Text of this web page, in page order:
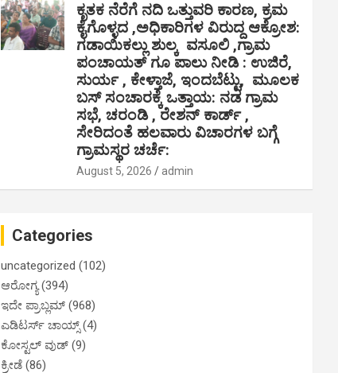
ಕೃತಕ ನೆರೆಗೆ ನದಿ ಒತ್ತುವರಿ ಕಾರಣ, ಕ್ರಮ
ಕೈಗೊಳ್ಳದ ,ಅಧಿಕಾರಿಗಳ ವಿರುದ್ದ ಆಕ್ರೋಶ:
ಗಡಾಯಿಕಲ್ಲು ಶುಲ್ಕ ವಸೂಲಿ ,ಗ್ರಾಮ
ಪಂಚಾಯತ್ ಗೂ ಪಾಲು ನೀಡಿ : ಉಜಿರೆ,
ಸುರ್ಯ , ಕೇಳ್ತಾಜೆ, ಇಂದಬೆಟ್ಟು, ಮೂಲಕ
ಬಸ್ ಸಂಚಾರಕ್ಕೆ ಒತ್ತಾಯ: ನಡ ಗ್ರಾಮ
ಸಭೆ, ಚರಂಡಿ , ರೇಶನ್ ಕಾರ್ಡ್ ,
ಸೇರಿದಂತೆ ಹಲವಾರು ವಿಚಾರಗಳ ಬಗ್ಗೆ
ಗ್ರಾಮಸ್ಥರ ಚರ್ಚೆ:
August 5, 2026 admin
Categories
uncategorized (102)
ಆರೋಗ್ಯ(394)
ಇದೇ ಪ್ರಾಬ್ಲಮ್ (968)
ಎಡಿಟರ್ಸ್ ಚಾಯ್ಸ್(4)
ಕೋಸ್ಟಲ್ ವುಡ್ (9)
ಕ್ರೀಡೆ (86)